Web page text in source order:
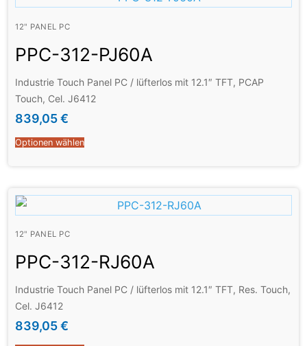
12" PANEL PC
PPC-312-PJ60A
Industrie Touch Panel PC / lüfterlos mit 12.1″ TFT, PCAP
Touch, Cel. J6412
839,05€
Optionen wählen
12" PANEL PC
PPC-312-RJ60A
Industrie Touch Panel PC / lüfterlos mit 12.1″ TFT, Res. Touch,
Cel. J6412
839,05€